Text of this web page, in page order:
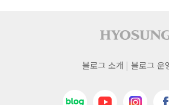
사이트 푸터
푸터
블로그 소개 블로그 운
네이버블로그
유튜브
인스타그램
페